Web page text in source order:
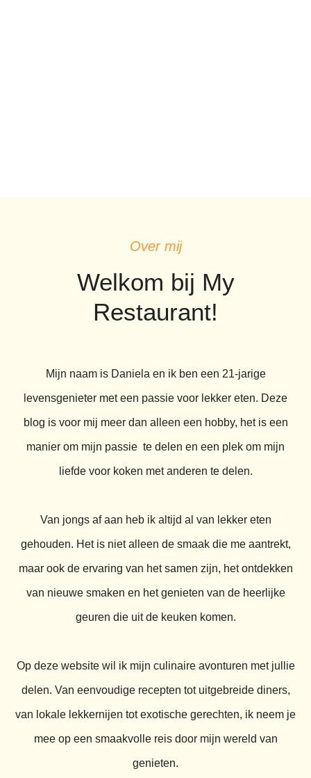
Over mij
Welkom bij My
Restaurant!
Mijn naam is Daniela en ik ben een 21-jarige
levensgenieter met een passie voor lekker eten. Deze
blog is voor mij meer dan alleen een hobby, het is een
manier om mijn passie te delen en een plek om mijn
liefde voor koken met anderen te delen.
Van jongs af aan heb ik altijd al van lekker eten
gehouden. Het is niet alleen de smaak die me aantrekt,
maar ook de ervaring van het samen zijn, het ontdekken
van nieuwe smaken en het genieten van de heerlijke
geuren die uit de keuken komen.
Op deze website wil ik mijn culinaire avonturen met jullie
delen. Van eenvoudige recepten tot uitgebreide diners,
van lokale lekkernijen tot exotische gerechten, ik neem je
mee op een smaakvolle reis door mijn wereld van
genieten.